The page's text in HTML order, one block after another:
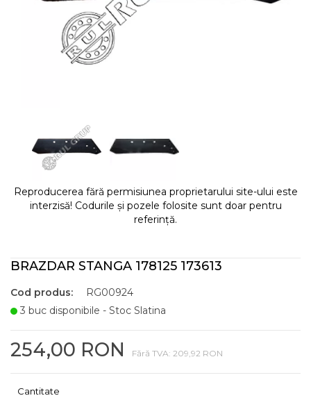
Reproducerea fără permisiunea proprietarului site-ului este
interzisă! Codurile și pozele folosite sunt doar pentru
referință.
BRAZDAR STANGA 178125 173613
Cod produs:
RG00924
3 buc disponibile - Stoc Slatina
254,00 RON Fără TVA: 209,92 RON
Cantitate